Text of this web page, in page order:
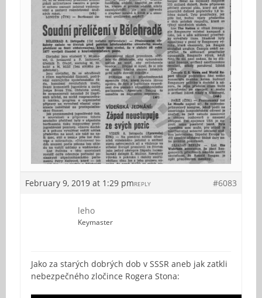
February 9, 2019 at 1:29 pm #6083
REPLY
leho
Keymaster
Jako za starých dobrých dob v SSSR aneb jak zatkli
nebezpečného zločince Rogera Stona: